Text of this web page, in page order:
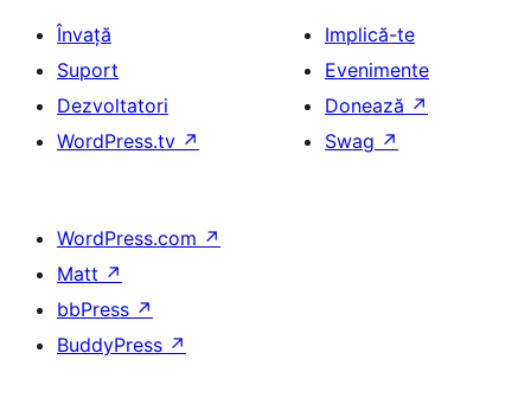
Învață
Suport
Dezvoltatori
WordPress.tv ↗
Implică-te
Evenimente
Donează ↗
Swag ↗
WordPress.com ↗
Matt ↗
bbPress ↗
BuddyPress ↗